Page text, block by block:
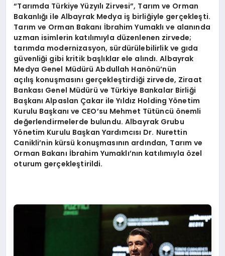
“Tarımda Türkiye Yüzyılı Zirvesi”, Tarım ve Orman
Bakanlığı ile Albayrak Medya iş birliğiyle gerçekleşti.
Tarım ve Orman Bakanı İbrahim Yumaklı ve alanında
uzman isimlerin katılımıyla düzenlenen zirvede;
tarımda modernizasyon, sürdürülebilirlik ve gıda
güvenliği gibi kritik başlıklar ele alındı. Albayrak
Medya Genel Müdürü Abdullah Hanönü’nün
açılış konuşmasını gerçekleştirdiği zirvede, Ziraat
Bankası Genel Müdürü ve Türkiye Bankalar Birliği
Başkanı Alpaslan Çakar ile Yıldız Holding Yönetim
Kurulu Başkanı ve CEO’su Mehmet Tütüncü önemli
değerlendirmelerde bulundu. Albayrak Grubu
Yönetim Kurulu Başkan Yardımcısı Dr. Nurettin
Canikli’nin kürsü konuşmasının ardından, Tarım ve
Orman Bakanı İbrahim Yumaklı’nın katılımıyla özel
oturum gerçekleştirildi.